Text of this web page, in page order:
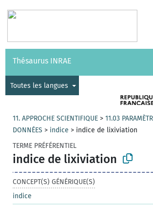
Vocabulaires API
Thésaurus INRAE
Toutes les langues
11. APPROCHE SCIENTIFIQUE >11.03
DONNÉES > indice > indice de lixiviation
TERME PRÉFÉRENTIEL
indice de lixiviation
CONCEPT(S) GÉNÉRIQUE(S)
indice